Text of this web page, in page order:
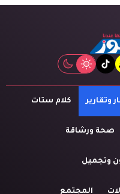
tiktok
وتقارير كلام ستات
صحة ورشاقة
وتجميل
المجتمع